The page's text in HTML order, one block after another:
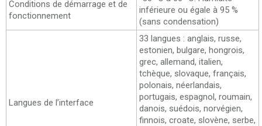
Conditions de démarrage et de
fonctionnement
inférieure ou égale à 95 %
(sans condensation)
Langues de l’interface
33 langues : anglais, russe,
estonien, bulgare, hongrois,
grec, allemand, italien,
tchèque, slovaque, français,
polonais, néerlandais,
portugais, espagnol, roumain,
danois, suédois, norvégien,
finnois, croate, slovène, serbe,